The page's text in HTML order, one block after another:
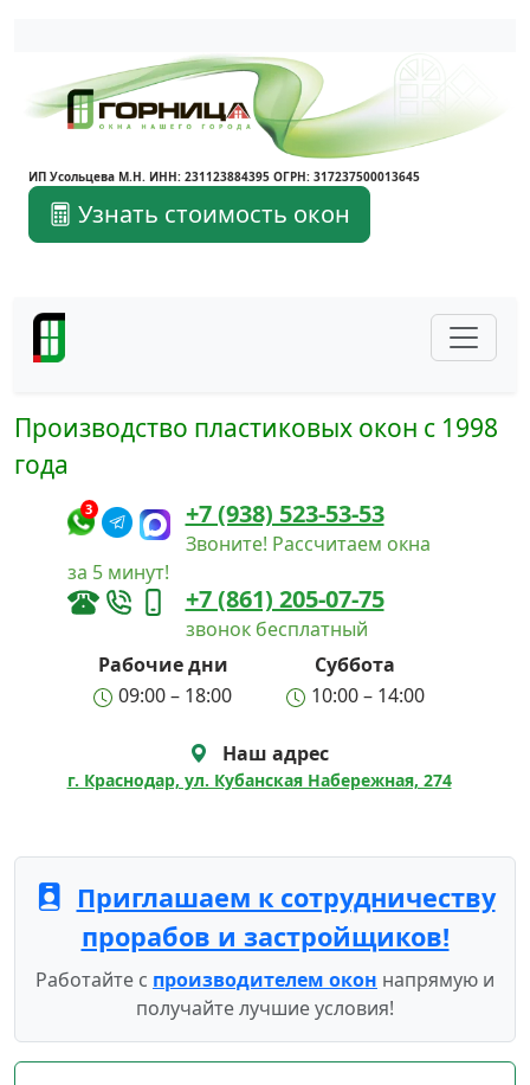
Написать в Max
Написать в Telegram
ИП Усольцева М.Н. ИНН: 231123884395 ОГРН: 317237500013645
Узнать стоимость окон
Производство пластиковых окон с 1998
года
3 +7 (938) 523-53-53
Звоните! Рассчитаем окна
за 5 минут!
+7 (861) 205-07-75
звонок бесплатный
Рабочие дни
Суббота
09:00 – 18:00
10:00 – 14:00
Наш адрес
г. Краснодар, ул. Кубанская Набережная, 274
Приглашаем к сотрудничеству
прорабов и застройщиков!
Работайте с производителем окон напрямую и
получайте лучшие условия!